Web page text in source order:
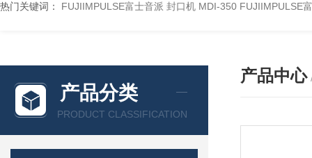
热门关键词： FUJIIMPULSE富士音派 封口机 MDI-350 FUJIIMPULSE
产品分类
PRODUCT CLASSIFICATION
产品中心